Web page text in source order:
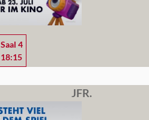
Saal 4
18:15
JFR.